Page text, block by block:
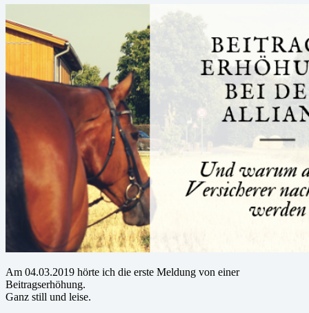
Am 04.03.2019 hörte ich die erste Meldung von einer
Beitragserhöhung.
Ganz still und leise.